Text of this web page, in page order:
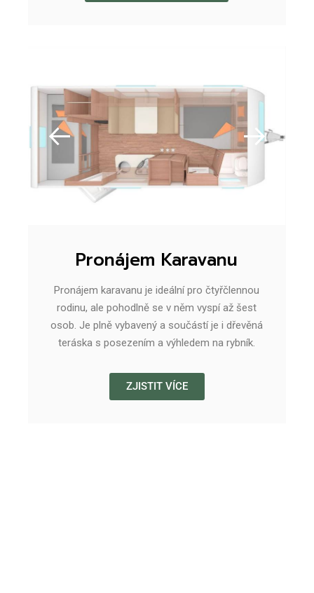
Pronájem Karavanu
Pronájem karavanu je ideální pro čtyřčlennou
rodinu, ale pohodlně se v něm vyspí až šest
osob. Je plně vybavený a součástí je i dřevěná
teráska s posezením a výhledem na rybník.
ZJISTIT VÍCE